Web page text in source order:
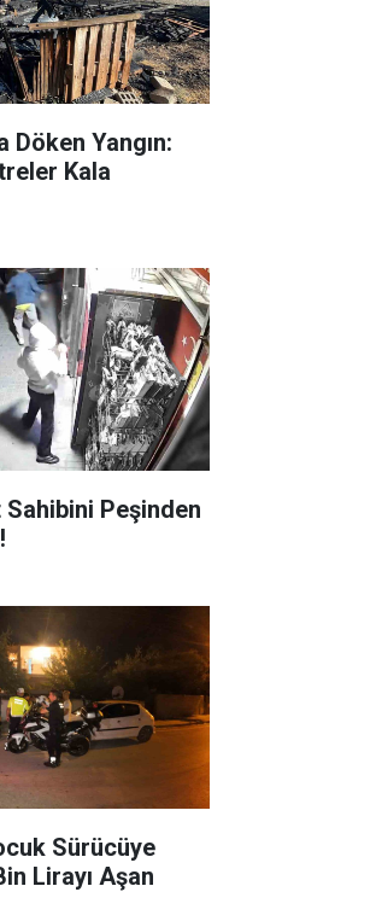
Döken Yangın:
Kala
Peşinden
Sürücüye
Lirayı Aşan